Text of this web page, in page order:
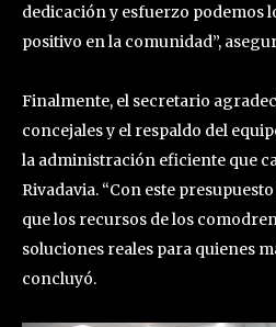
dedicación y esfuerzo podemos
positivo en la comunidad”,
Finalmente, el secretario
concejales y el respaldo del
la administración eficiente que
Rivadavia. “Con este
que los recursos de los
soluciones reales para quienes
concluyó.